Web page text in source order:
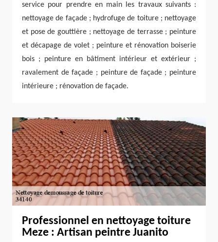
service pour prendre en main les travaux suivants :
nettoyage de façade ; hydrofuge de toiture ; nettoyage
et pose de gouttière ; nettoyage de terrasse ; peinture
et décapage de volet ; peinture et rénovation boiserie
bois ; peinture en bâtiment intérieur et extérieur ;
ravalement de façade ; peinture de façade ; peinture
intérieure ; rénovation de façade.
Professionnel en nettoyage toiture
Meze : Artisan peintre Juanito